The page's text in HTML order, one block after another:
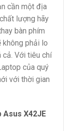
cần một địa
lượng hãy
bàn phím
không phải lo
cả. Với tiêu chí
của quý
với thời gian
Asus X42JE